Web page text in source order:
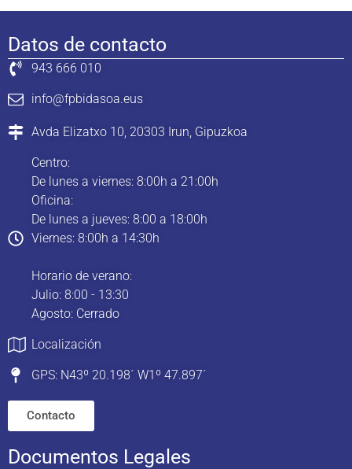
Datos de contacto
943 666 010
info@fpbidasoa.eus
Avda Elizatxo 10, 20303 Irun, Gipuzkoa
Centro:
De lunes a viernes: 8:00h a 21:00h
Oficina:
De lunes a jueves: 8:00 a 18:00h
Viernes: 8:00h a 14:30h
Horario de verano:
Julio: 8:00 - 13:30
Agosto: Cerrado
Localización
GPS: N43º 20.198´ W1º 47.897´
Contacto
Documentos Legales